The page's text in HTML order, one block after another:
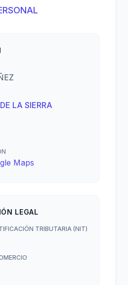
LA SIERRA
Maps
LEGAL
TRIBUTARIA (NIT)